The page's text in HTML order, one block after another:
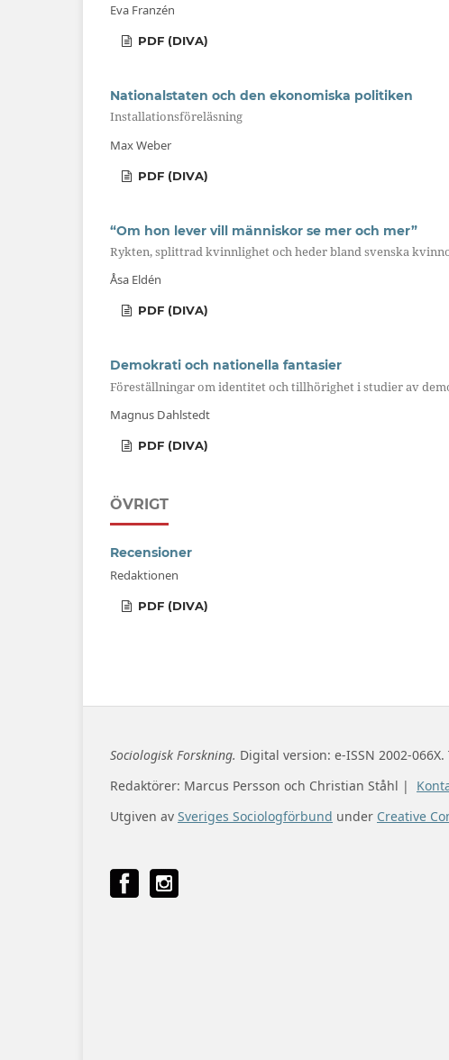
Eva Franzén
PDF (DIVA)
Nationalstaten och den ekonomiska politiken
Installationsföreläsning
Max Weber
PDF (DIVA)
“Om hon lever vill människor se mer och mer”
Rykten, splittrad kvinnlighet och heder bland svenska
Åsa Eldén
PDF (DIVA)
Demokrati och nationella fantasier
Föreställningar om identitet och tillhörighet i studier av
Magnus Dahlstedt
PDF (DIVA)
ÖVRIGT
Recensioner
Redaktionen
PDF (DIVA)
Sociologisk Forskning. Digital version: e-ISSN 2002-
Redaktörer: Marcus Persson och Christian Ståhl |
Utgiven av Sveriges Sociologförbund under Creative